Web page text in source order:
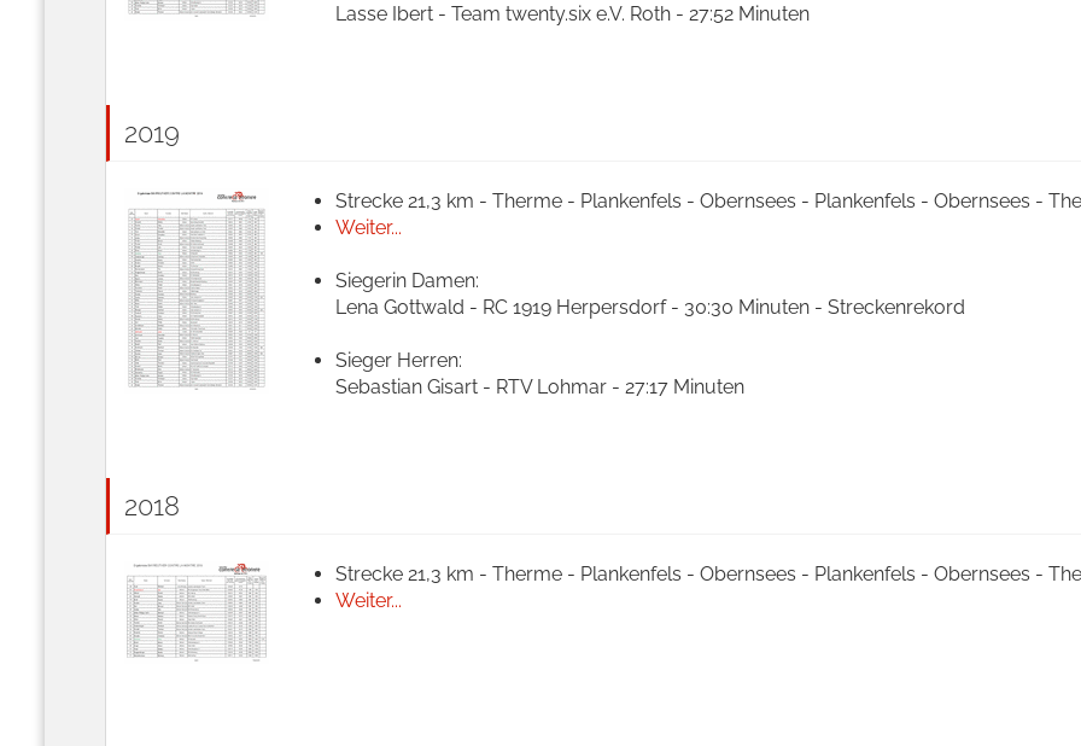
Lasse Ibert - Team twenty.six e.V. Roth - 27:52 Minuten
2019
Strecke 21,3 km - Therme - Plankenfels - Obernsees - Plankenfels - Obernsees -
Weiter...
Siegerin Damen:
Lena Gottwald - RC 1919 Herpersdorf - 30:30 Minuten - Streckenrekord
Sieger Herren:
Sebastian Gisart - RTV Lohmar - 27:17 Minuten
2018
Strecke 21,3 km - Therme - Plankenfels - Obernsees - Plankenfels - Obernsees -
Weiter...